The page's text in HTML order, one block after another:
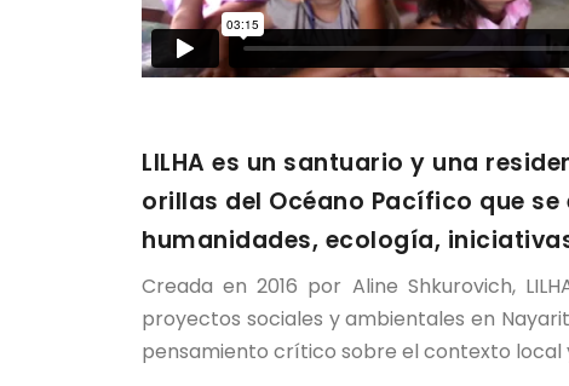
LILHA es un santuario y una
orillas del Océano Pacífico que
humanidades, ecología,
Creada en 2016 por Aline Shkurovich,
proyectos sociales y ambientales en
pensamiento crítico sobre el contexto